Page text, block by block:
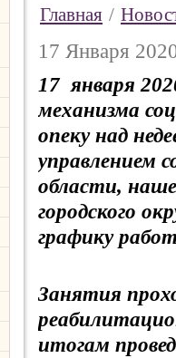
Главная /
17 Января
17 января
механизма
опеку над
управлением
области,
городского
графику
Занятия
итогам